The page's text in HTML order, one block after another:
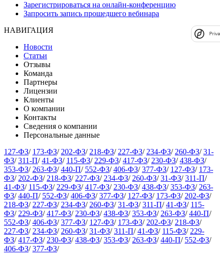
Зарегистрироваться на онлайн-конференцию
Запросить запись прошедшего вебинара
НАВИГАЦИЯ
Новости
Статьи
Отзывы
Команда
Партнеры
Лицензии
Клиенты
О компании
Контакты
Сведения о компании
Персональные данные
127-ФЗ/ 173-ФЗ/ 202-ФЗ/ 218-ФЗ/ 227-ФЗ/ 234-ФЗ/ 260-ФЗ/ 31-
ФЗ/ 311-П/ 41-ФЗ/ 115-ФЗ/ 229-ФЗ/ 417-ФЗ/ 230-ФЗ/ 438-ФЗ/
353-ФЗ/ 263-ФЗ/ 440-П/ 552-ФЗ/ 406-ФЗ/ 377-ФЗ/ 127-ФЗ/ 173-
ФЗ/ 202-ФЗ/ 218-ФЗ/ 227-ФЗ/ 234-ФЗ/ 260-ФЗ/ 31-ФЗ/ 311-П/
41-ФЗ/ 115-ФЗ/ 229-ФЗ/ 417-ФЗ/ 230-ФЗ/ 438-ФЗ/ 353-ФЗ/ 263-
ФЗ/ 440-П/ 552-ФЗ/ 406-ФЗ/ 377-ФЗ/ 127-ФЗ/ 173-ФЗ/ 202-ФЗ/
218-ФЗ/ 227-ФЗ/ 234-ФЗ/ 260-ФЗ/ 31-ФЗ/ 311-П/ 41-ФЗ/ 115-
ФЗ/ 229-ФЗ/ 417-ФЗ/ 230-ФЗ/ 438-ФЗ/ 353-ФЗ/ 263-ФЗ/ 440-П/
552-ФЗ/ 406-ФЗ/ 377-ФЗ/ 127-ФЗ/ 173-ФЗ/ 202-ФЗ/ 218-ФЗ/
227-ФЗ/ 234-ФЗ/ 260-ФЗ/ 31-ФЗ/ 311-П/ 41-ФЗ/ 115-ФЗ/ 229-
ФЗ/ 417-ФЗ/ 230-ФЗ/ 438-ФЗ/ 353-ФЗ/ 263-ФЗ/ 440-П/ 552-ФЗ/
406-ФЗ/ 377-ФЗ/